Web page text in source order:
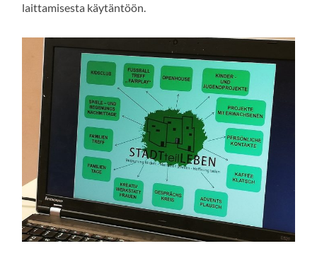
laittamisesta käytäntöön.